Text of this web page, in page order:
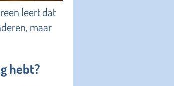
leert dat
maar
hebt?